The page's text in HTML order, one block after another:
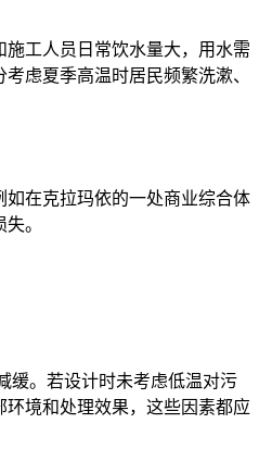
工人员日常饮水量大，用水需
虑夏季高温时居民频繁洗漱、
在克拉玛依的一处商业综合体
。
缓。若设计时未考虑低温对污
境和处理效果，这些因素都应